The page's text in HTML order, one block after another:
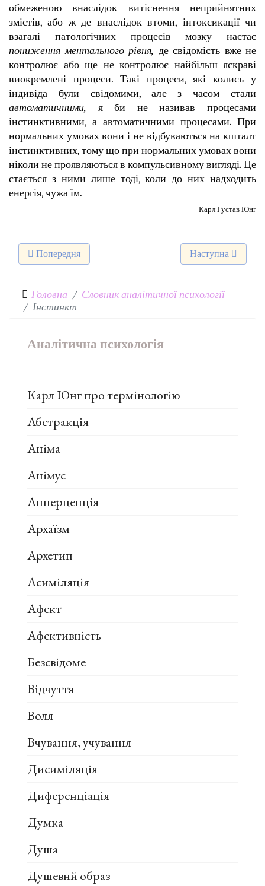
обмеженою внаслідок витіснення неприйнятних
змістів, або ж де внаслідок втоми, інтоксикації чи
взагалі патологічних процесів мозку настає
пониження ментального рівня, де свідомість вже не
контролює або ще не контролює найбільш яскраві
виокремлені процеси. Такі процеси, які колись у
індивіда були свідомими, але з часом стали
автоматичними, я би не називав процесами
інстинктивними, а автоматичними процесами. При
нормальних умовах вони і не відбуваються на кшталт
інстинктивних, тому що при нормальних умовах вони
ніколи не проявляються в компульсивному вигляді. Це
стається з ними лише тоді, коли до них надходить
енергія, чужа їм.
Карл Густав Юнг
Попередня стаття: Індивідуація
Попередня Наступна стаття:
Наступна
Головна
Словник аналітичної психології
Інстинкт
Аналітична психологія
Карл Юнг про термінологію
Абстракція
Аніма
Анімус
Апперцепція
Архаїзм
Архетип
Асиміляція
Афект
Афективність
Безсвідоме
Відчуття
Воля
Вчування, учування
Дисиміляція
Диференціація
Думка
Душа
Душевнй образ